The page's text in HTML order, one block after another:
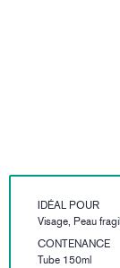
IDÉAL POUR
Visage, Peau
CONTENANCE
Tube 150ml